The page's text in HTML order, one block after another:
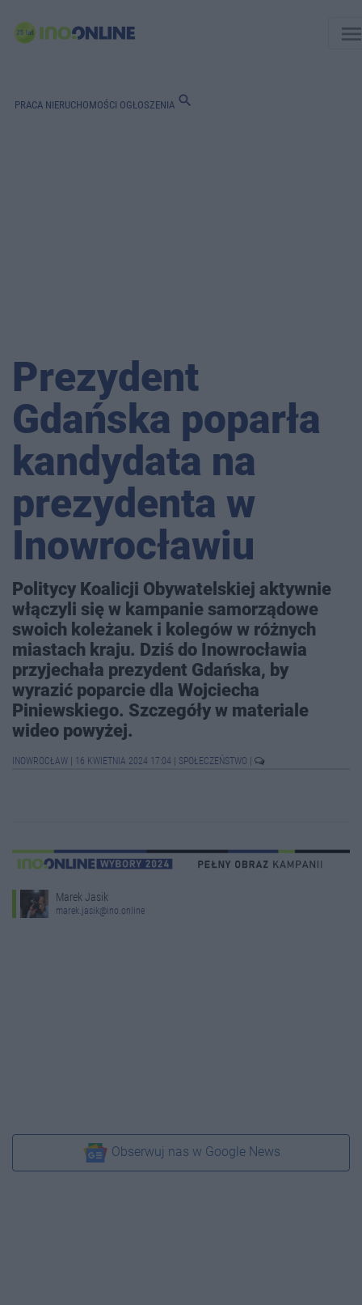
PRACA NIERUCHOMOŚCI OGŁOSZENIA search
Prezydent
Gdańska poparła
kandydata na
prezydenta w
Inowrocławiu
Politycy Koalicji Obywatelskiej aktywnie
włączyli się w kampanie samorządowe
swoich koleżanek i kolegów w różnych
miastach kraju. Dziś do Inowrocławia
przyjechała prezydent Gdańska, by
wyrazić poparcie dla Wojciecha
Piniewskiego. Szczegóły w materiale
wideo powyżej.
INOWROCŁAW 16 KWIETNIA 2024 17:04 SPOŁECZEŃSTWO
Marek Jasik
marek.jasik@ino.online
Obserwuj nas w Google News